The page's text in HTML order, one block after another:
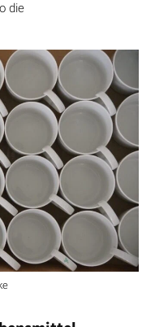
die